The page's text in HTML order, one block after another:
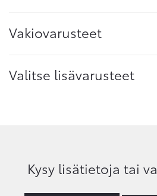
Vakiovarusteet
Valitse lisävarusteet
Kysy lisätietoja tai